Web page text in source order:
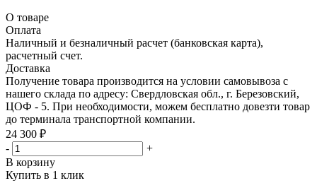
О товаре
Оплата
Наличный и безналичный расчет (банковская карта),
расчетный счет.
Доставка
Получение товара производится на условии самовывоза с
нашего склада по адресу: Свердловская обл., г. Березовский,
ЦОФ - 5. При необходимости, можем бесплатно довезти товар
до терминала транспортной компании.
24 300 ₽
-
+
В корзину
Купить в 1 клик